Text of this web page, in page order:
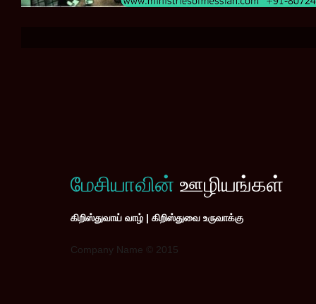
மேசியாவின் ஊழியங்கள்
கிறிஸ்துவாய் வாழ் | கிறிஸ்துவை உருவாக்கு
Company Name © 2015